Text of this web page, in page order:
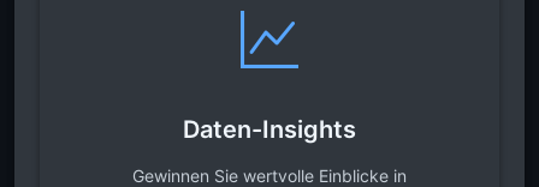
Daten-Insights
Gewinnen Sie wertvolle Einblicke in